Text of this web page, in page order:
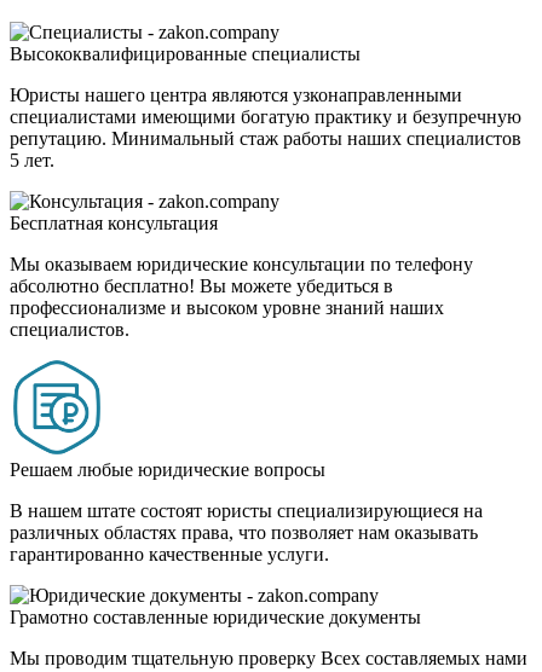
Высококвалифицированные специалисты
Юристы нашего центра являются узконаправленными
специалистами имеющими богатую практику и безупречную
репутацию. Минимальный стаж работы наших специалистов
5 лет.
Бесплатная консультация
Мы оказываем юридические консультации по телефону
абсолютно бесплатно! Вы можете убедиться в
профессионализме и высоком уровне знаний наших
специалистов.
Решаем любые юридические вопросы
В нашем штате состоят юристы специализирующиеся на
различных областях права, что позволяет нам оказывать
гарантированно качественные услуги.
Грамотно составленные юридические документы
Мы проводим тщательную проверку Всех составляемых нами